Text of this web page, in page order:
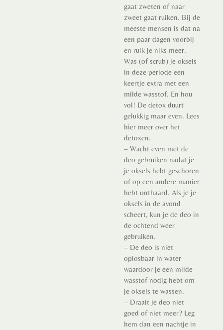
gaat zweten of naar
zweet gaat ruiken. Bij de
meeste mensen is dat na
een paar dagen voorbij
en ruik je niks meer.
Was (of scrub) je oksels
in deze periode een
keertje extra met een
milde wasstof. En hou
vol! De detox duurt
gelukkig maar even. Lees
hier meer over het
detoxen.
– Wacht even met de
deo gebruiken nadat je
je oksels hebt geschoren
of op een andere manier
hebt onthaard. Als je je
oksels in de avond
scheert, kun je de deo in
de ochtend weer
gebruiken.
– De deo is niet
oplosbaar in water
waardoor je een milde
wasstof nodig hebt om
je oksels te wassen.
– Draait je deo niet
goed of niet meer? Leg
hem dan een nachtje in